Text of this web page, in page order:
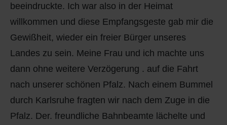
beeindruckte. Ich war also in der Heimat
willkommen und diese Empfangsgeste gab mir die
Gewißheit, wieder ein freier Bürger unseres
Landes zu sein. Meine Frau und ich machte uns
dann ohne weitere Verzögerung . auf die Fahrt
nach unserer schönen Pfalz. Nach einem Bummel
durch Karlsruhe fragten wir nach dem Zuge in die
Pfalz. Der. freundliche Bahnbeamte lächelte und